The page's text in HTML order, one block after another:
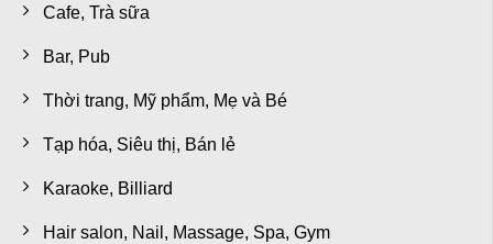
Cafe, Trà sữa
Bar, Pub
Thời trang, Mỹ phẩm, Mẹ và Bé
Tạp hóa, Siêu thị, Bán lẻ
Karaoke, Billiard
Hair salon, Nail, Massage, Spa, Gym